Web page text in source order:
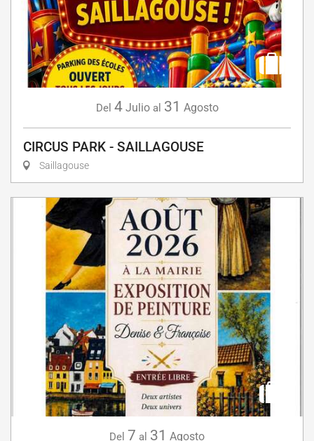
Del 4 Julio al 31 Agosto
CIRCUS PARK - SAILLAGOUSE
Saillagouse
Del 7 al 31 Agosto